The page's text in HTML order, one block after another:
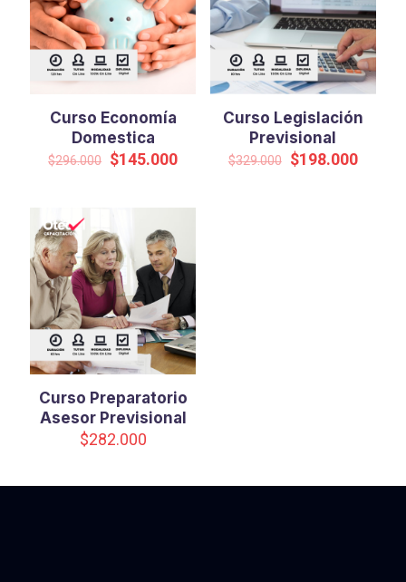
Curso Economía
Domestica
$296.000 Original
$296.000.
$145.000Current
$145.000.
Curso Legislación
Previsional
$329.000 Original
$198.000
Curso Preparatorio
Asesor Previsional
$282.000